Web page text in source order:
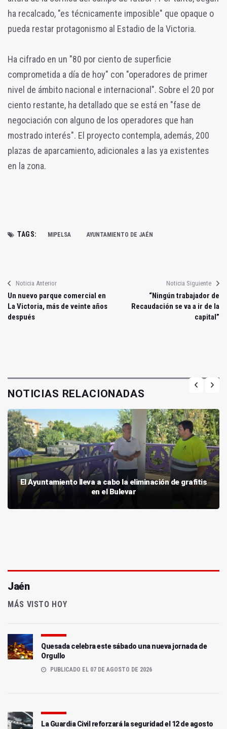
ha recalcado, "es técnicamente imposible" que opaque o
pueda restar protagonismo al Estadio de la Victoria.
Ha cifrado en un "80 por ciento de superficie
comprometida a día de hoy" con "operadores de primer
nivel de ámbito nacional e internacional". Sobre el 20 por
ciento restante, ha detallado que se está en "fase de
negociación con alguno de los operadores que han
mostrado interés". El proyecto contempla, además, 200
plazas de aparcamiento, adicionales a las ya existentes
en la zona.
TAGS: MIPELSA AYUNTAMIENTO DE JAÉN
Noticia Anterior
Un nuevo parque comercial en
La Victoria, más de veinte años
después
Noticia Siguiente
“Ningún trabajador de
Recaudación se va a ir de la
capital”
NOTICIAS RELACIONADAS
El Ayuntamiento lleva a cabo la eliminación de grafitis
en el Bulevar
Jaén
MÁS VISTO HOY
Quesada celebra este sábado una nueva jornada de
Orgullo
PUBLICADO EL 07 DE AGOSTO DE 2026
La Guardia Civil reforzará la seguridad el 12 de agosto